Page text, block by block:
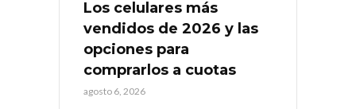
Los celulares más
vendidos de 2026 y las
opciones para
comprarlos a cuotas
agosto 6, 2026